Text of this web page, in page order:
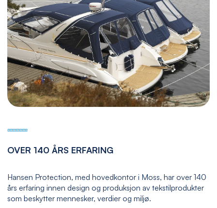
OVER 140 ÅRS ERFARING
Hansen Protection, med hovedkontor i Moss, har over 140
års erfaring innen design og produksjon av tekstilprodukter
som beskytter mennesker, verdier og miljø.